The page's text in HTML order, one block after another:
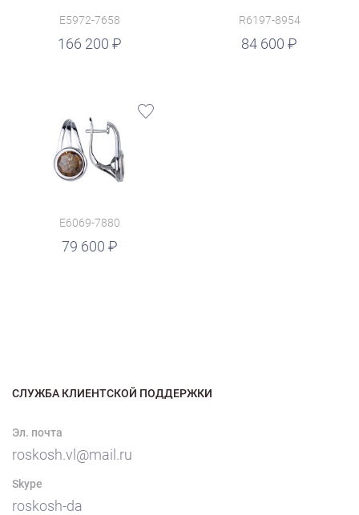
E5972-7658
166 200
R6197-8954
84 600
руб.
E6069-7880
79 600
СЛУЖБА КЛИЕНТСКОЙ ПОДДЕРЖКИ
Эл. почта
roskosh.vl@mail.ru
Skype
roskosh-da